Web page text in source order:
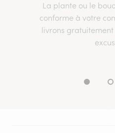
La plante ou le
conforme à votre
livrons